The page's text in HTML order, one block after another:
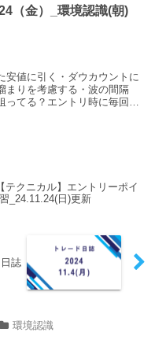
（金）_環境認識(朝)
安値に引く・ダウカウントに
まりを考慮する・波の間隔
ってる？エントリ時に毎回言
テクニカル】エントリーポイ
_24.11.24(日)更新
誌
環境認識